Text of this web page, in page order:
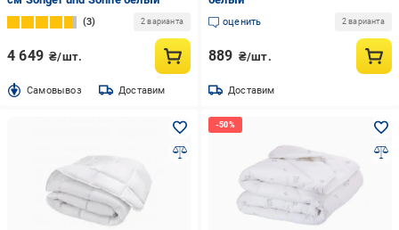
3 2 варианта
4 649 ₴/шт.
Cамовывоз Доставим
оценить 2 варианта
889 ₴/шт.
Доставим